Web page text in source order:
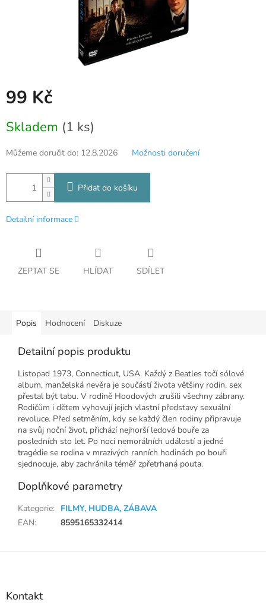
99 Kč
cena:
Skladem (1 ks)
Můžeme doručit do: 12.8.2026 Možnosti doručení
Přidat do košíku
Detailní informace
ZEPTAT SE HLÍDAT SDÍLET
Popis Hodnocení Diskuze
Detailní popis produktu
Listopad 1973, Connecticut, USA. Každý z Beatles točí sólové
album, manželská nevěra je součástí života většiny rodin, sex
přestal být tabu. V rodině Hoodových zrušili všechny zábrany.
Rodičům i dětem vyhovují jejich vlastní představy sexuální
revoluce. Před setměním, kdy se každý člen rodiny připravuje
na svůj noční život, přichází nejhorší ledová bouře za
posledních sto let. Po noci nemorálních událostí a jedné
tragédie se rodina v mrazivých ranních hodinách po bouři
sjednocuje, aby zachránila téměř zpřetrhaná pouta.
Doplňkové parametry
Kategorie: FILMY, HUDBA, ZÁBAVA
EAN: 8595165332414
Z
Kontakt